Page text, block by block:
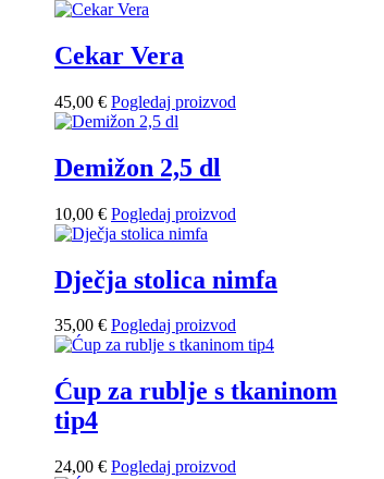
Cekar Vera
45,00 € Pogledaj proizvod
Demižon 2,5 dl
10,00 € Pogledaj proizvod
Dječja stolica nimfa
35,00 € Pogledaj proizvod
Ćup za rublje s tkaninom
tip4
24,00 € Pogledaj proizvod